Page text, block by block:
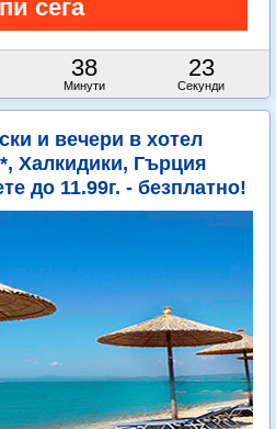
38
Минути
22
Секунди
и вечери в хотел
Халкидики, Гърция
до 11.99г. - безплатно!